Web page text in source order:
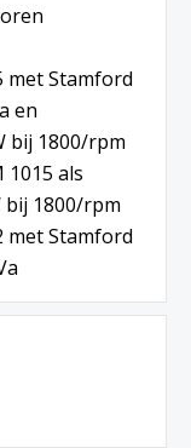
met Stamford
en
bij 1800/rpm
1015 als
1800/rpm
met Stamford